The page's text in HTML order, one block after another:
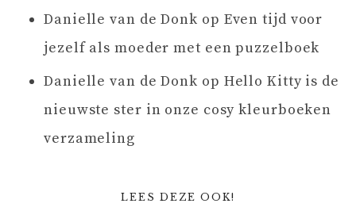
Danielle van de Donk op Even tijd voor
jezelf als moeder met een puzzelboek
Danielle van de Donk op Hello Kitty is de
nieuwste ster in onze cosy kleurboeken
verzameling
LEES DEZE OOK!